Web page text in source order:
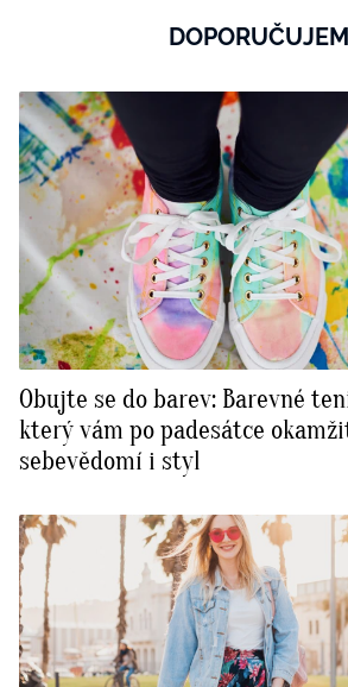
Obujte se do barev: Barevné
který vám po padesátce
sebevědomí i styl